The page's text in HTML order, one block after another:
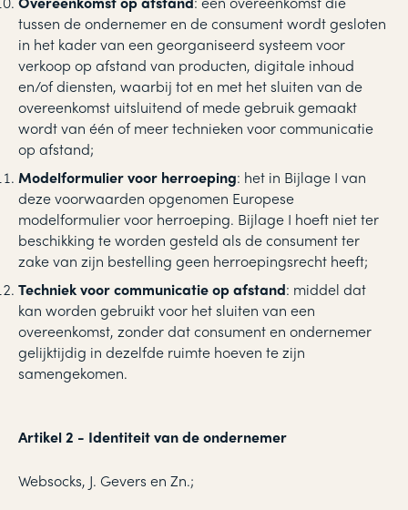
tussen de ondernemer en de consument wordt gesloten
in het kader van een georganiseerd systeem voor
verkoop op afstand van producten, digitale inhoud
en/of diensten, waarbij tot en met het sluiten van de
overeenkomst uitsluitend of mede gebruik gemaakt
wordt van één of meer technieken voor communicatie
op afstand;
Modelformulier voor herroeping: het in Bijlage I van
deze voorwaarden opgenomen Europese
modelformulier voor herroeping. Bijlage I hoeft niet ter
beschikking te worden gesteld als de consument ter
zake van zijn bestelling geen herroepingsrecht heeft;
Techniek voor communicatie op afstand: middel dat
kan worden gebruikt voor het sluiten van een
overeenkomst, zonder dat consument en ondernemer
gelijktijdig in dezelfde ruimte hoeven te zijn
samengekomen.
Artikel 2 - Identiteit van de ondernemer
Websocks, J. Gevers en Zn.;